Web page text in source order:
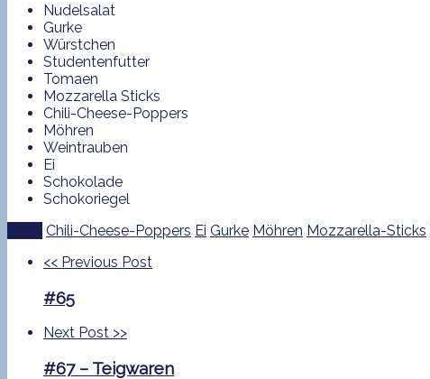
Nudelsalat
Gurke
Würstchen
Studentenfutter
Tomaen
Mozzarella Sticks
Chili-Cheese-Poppers
Möhren
Weintrauben
Ei
Schokolade
Schokoriegel
Chili-Cheese-Poppers Ei Gurke Möhren Mozzarella-Sticks
<< Previous Post
#65
Next Post >>
#67 – Teigwaren